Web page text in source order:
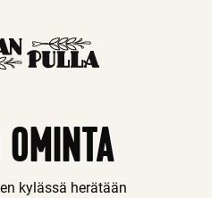
OMINTA
kylässä herätään